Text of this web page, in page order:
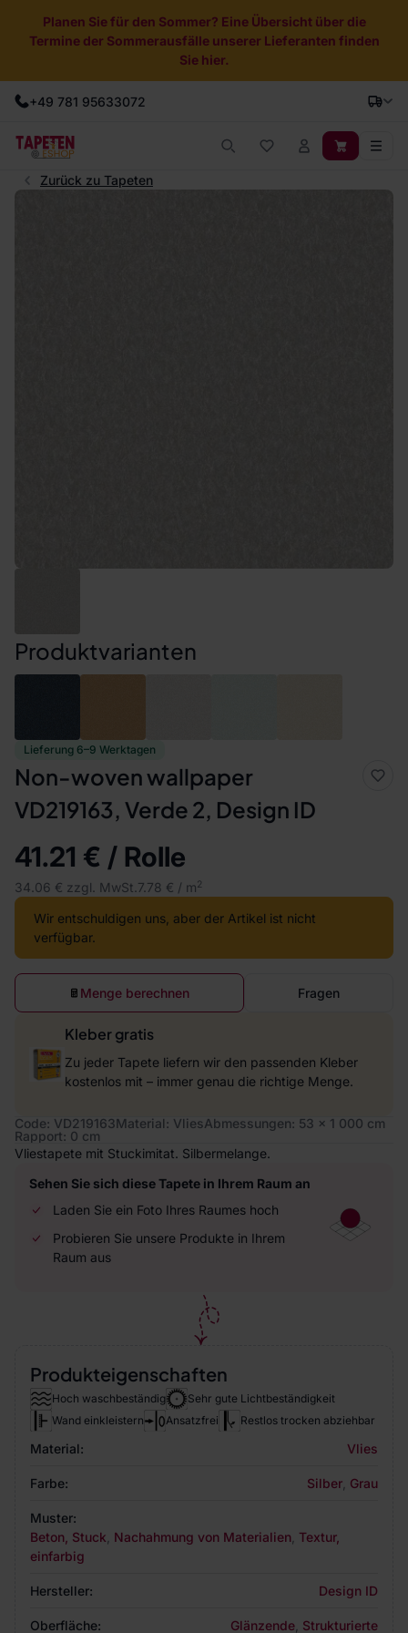
Planen Sie für den Sommer? Eine Übersicht über die
Termine der Sommerausfälle unserer Lieferanten finden
Sie hier.
+49 781 95633072
Zurück zu Tapeten
Lieferung 6–9 Werktagen
Non-woven wallpaper
VD219163, Verde 2, Design ID
41.21 € / Rolle
34.06 € zzgl. MwSt. 7.78 € / m2
Wir entschuldigen uns, aber der Artikel ist nicht
verfügbar.
Menge berechnen Fragen
Kleber gratis
Zu jeder Tapete liefern wir den passenden Kleber
kostenlos mit – immer genau die richtige Menge.
Code: VD219163Material: VliesAbmessungen: 53 x 1 000 cm
Rapport: 0 cm
Vliestapete mit Stuckimitat. Silbermelange.
Sehen Sie sich diese Tapete in Ihrem Raum an
Laden Sie ein Foto Ihres Raumes hoch
Probieren Sie unsere Produkte in Ihrem
Raum aus
Produktvarianten
Produkteigenschaften
Hoch waschbeständig
Sehr gute Lichtbeständigkeit
Wand einkleistern
Ansatzfrei Restlos trocken abziehbar
Material: Vlies
Farbe: Silber Grau
Muster:
Beton, Stuck Nachahmung von Materialien Textur,
einfarbig
Hersteller: Design ID
Oberfläche: Glänzende Strukturierte